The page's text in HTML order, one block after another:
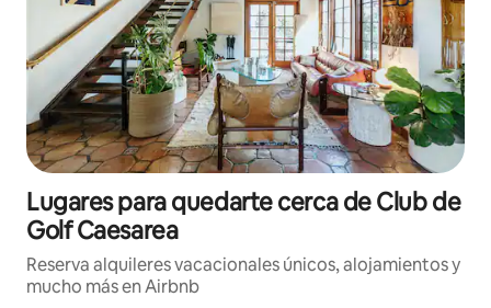
Lugares para quedarte cerca de Club de
Golf Caesarea
Reserva alquileres vacacionales únicos, alojamientos y
mucho más en Airbnb